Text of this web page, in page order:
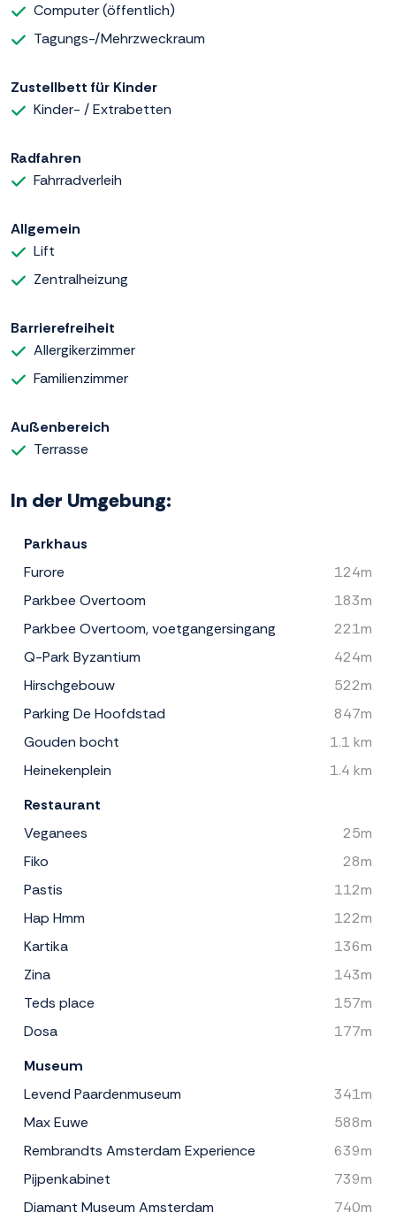
Computer (öffentlich)
Tagungs-/Mehrzweckraum
Zustellbett für Kinder
Kinder- / Extrabetten
Radfahren
Fahrradverleih
Allgemein
Lift
Zentralheizung
Barrierefreiheit
Allergikerzimmer
Familienzimmer
Außenbereich
Terrasse
In der Umgebung:
Parkhaus
Furore
124m
Parkbee Overtoom
183m
Parkbee Overtoom, voetgangersingang
221m
Q-Park Byzantium
424m
Hirschgebouw
522m
Parking De Hoofdstad
847m
Gouden bocht
1.1 km
Heinekenplein
1.4 km
Restaurant
Veganees
25m
Fiko
28m
Pastis
112m
Hap Hmm
122m
Kartika
136m
Zina
143m
Teds place
157m
Dosa
177m
Museum
Levend Paardenmuseum
341m
Max Euwe
588m
Rembrandts Amsterdam Experience
639m
Pijpenkabinet
739m
Diamant Museum Amsterdam
740m